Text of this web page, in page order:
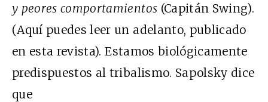
y peores comportamientos (Capitán Swing).
(Aquí puedes leer un adelanto, publicado
en esta revista).Estamos biológicamente
predispuestos al tribalismo. Sapolsky dice
que